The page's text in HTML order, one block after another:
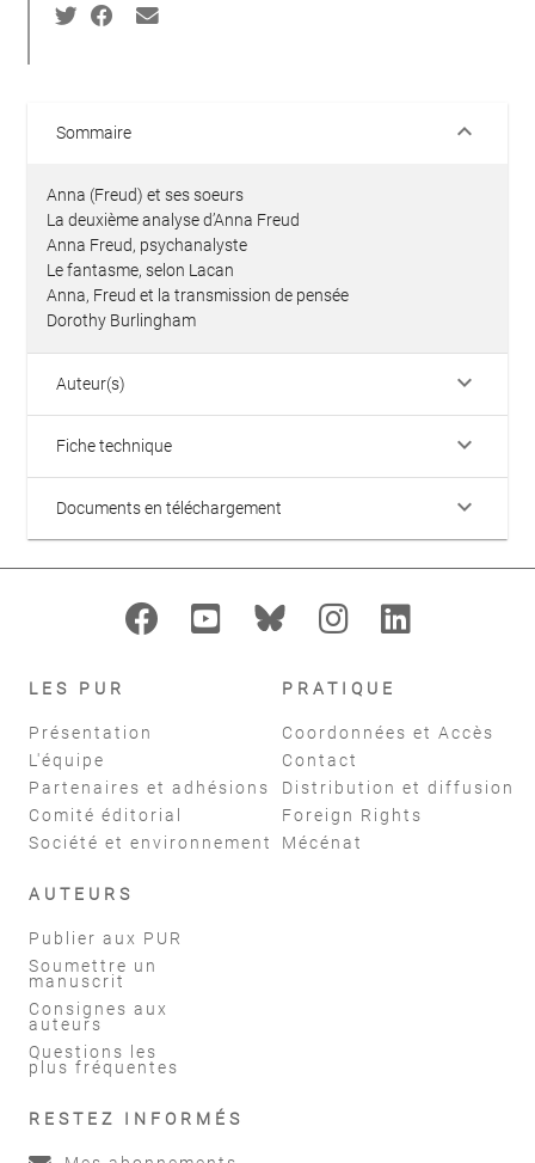
Sommaire keyboard_arrow_down
Anna (Freud) et ses soeurs
La deuxième analyse d’Anna Freud
Anna Freud, psychanalyste
Le fantasme, selon Lacan
Anna, Freud et la transmission de pensée
Dorothy Burlingham
Auteur(s) keyboard_arrow_down
Fiche technique keyboard_arrow_down
Documents en téléchargement keyboard_arrow_down
LES PUR
Présentation
L'équipe
Partenaires et adhésions
Comité éditorial
Société et environnement
PRATIQUE
Coordonnées et Accès
Contact
Distribution et diffusion
Foreign Rights
Mécénat
AUTEURS
Publier aux PUR
Soumettre un
manuscrit
Consignes aux
auteurs
Questions les
plus fréquentes
RESTEZ INFORMÉS